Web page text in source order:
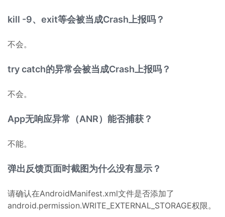
kill -9、exit等会被当成Crash上报吗？
不会。
try catch的异常会被当成Crash上报吗？
不会。
App无响应异常（ANR）能否捕获？
不能。
弹出反馈页面时截图为什么没有显示？
请确认在AndroidManifest.xml文件是否添加了
android.permission.WRITE_EXTERNAL_STORAGE权限。